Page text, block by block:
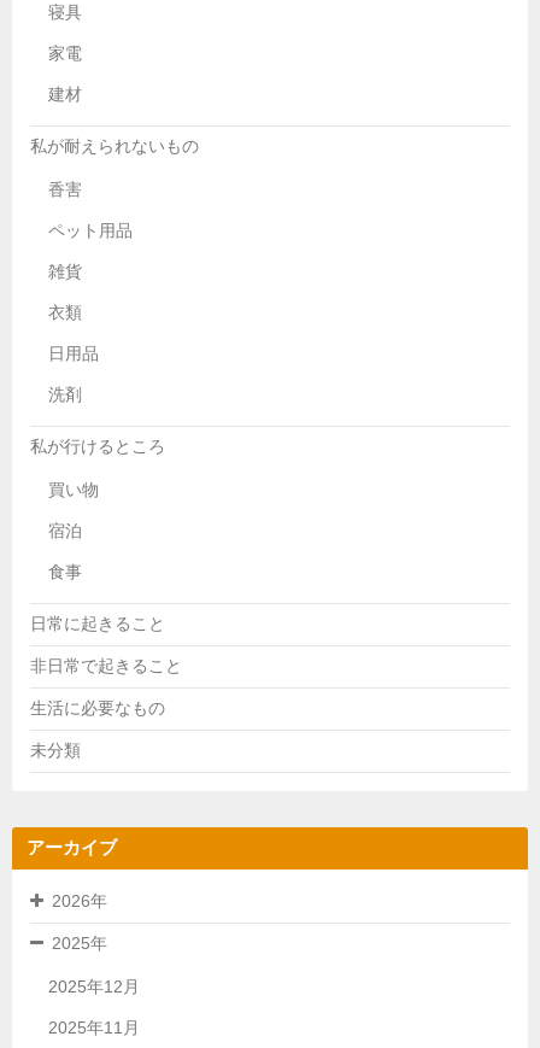
寝具
家電
建材
私が耐えられないもの
香害
ペット用品
雑貨
衣類
日用品
洗剤
私が行けるところ
買い物
宿泊
食事
日常に起きること
非日常で起きること
生活に必要なもの
未分類
アーカイブ
2026年
2025年
2025年12月
2025年11月